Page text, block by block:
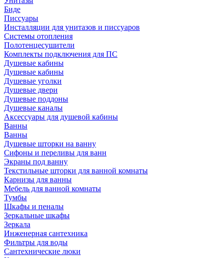
Биде
Писсуары
Инсталляции для унитазов и писсуаров
Системы отопления
Полотенцесушители
Комплекты подключения для ПС
Душевые кабины
Душевые кабины
Душевые уголки
Душевые двери
Душевые поддоны
Душевые каналы
Аксессуары для душевой кабины
Ванны
Ванны
Душевые шторки на ванну
Сифоны и переливы для ванн
Экраны под ванну
Текстильные шторки для ванной комнаты
Карнизы для ванны
Мебель для ванной комнаты
Тумбы
Шкафы и пеналы
Зеркальные шкафы
Зеркала
Инженерная сантехника
Фильтры для воды
Сантехнические люки